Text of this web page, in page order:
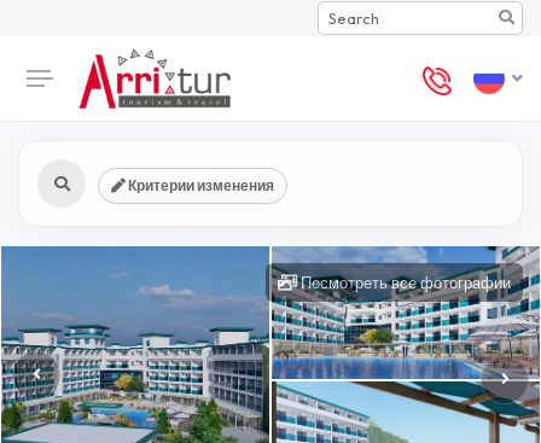
Search
Критерии изменения
Посмотреть все фотографии